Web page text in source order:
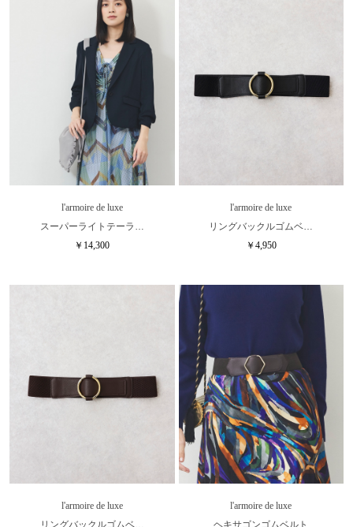
l'armoire de luxe
スーパーライトテーラ…
￥14,300
l'armoire de luxe
リングバックルゴムベ…
￥4,950
l'armoire de luxe
リングバックルゴムベ…
l'armoire de luxe
ヘキサゴンゴムベルト